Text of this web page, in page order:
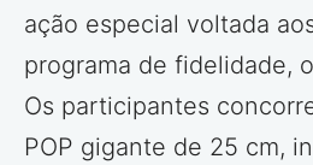
ação especial voltada
programa de fidelidade,
Os participantes
POP gigante de 25 cm,